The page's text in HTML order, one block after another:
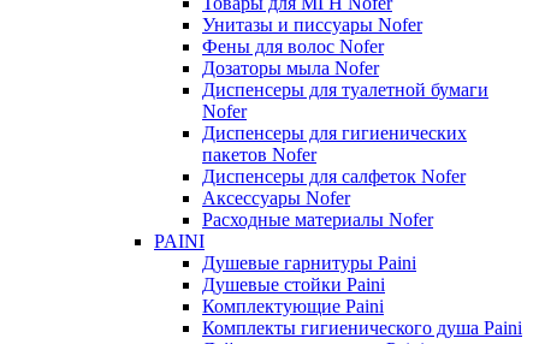
Унитазы и писсуары Nofer
Фены для волос Nofer
Дозаторы мыла Nofer
Диспенсеры для туалетной бумаги
Nofer
Диспенсеры для гигиенических
пакетов Nofer
Диспенсеры для салфеток Nofer
Аксессуары Nofer
Расходные материалы Nofer
PAINI
Душевые гарнитуры Paini
Душевые стойки Paini
Комплектующие Paini
Комплекты гигиенического душа Paini